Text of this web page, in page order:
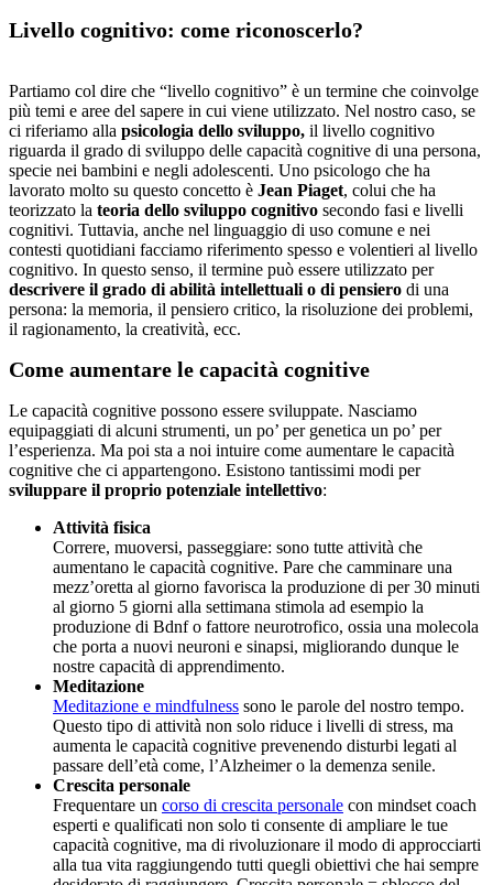
Livello cognitivo: come riconoscerlo?
Partiamo col dire che “livello cognitivo” è un termine che coinvolge
più temi e aree del sapere in cui viene utilizzato. Nel nostro caso, se
ci riferiamo alla psicologia dello sviluppo, il livello cognitivo
riguarda il grado di sviluppo delle capacità cognitive di una persona,
specie nei bambini e negli adolescenti. Uno psicologo che ha
lavorato molto su questo concetto è Jean Piaget, colui che ha
teorizzato la teoria dello sviluppo cognitivo secondo fasi e livelli
cognitivi. Tuttavia, anche nel linguaggio di uso comune e nei
contesti quotidiani facciamo riferimento spesso e volentieri al livello
cognitivo. In questo senso, il termine può essere utilizzato per
descrivere il grado di abilità intellettuali o di pensiero di una
persona: la memoria, il pensiero critico, la risoluzione dei problemi,
il ragionamento, la creatività, ecc.
Come aumentare le capacità cognitive
Le capacità cognitive possono essere sviluppate. Nasciamo
equipaggiati di alcuni strumenti, un po’ per genetica un po’ per
l’esperienza. Ma poi sta a noi intuire come aumentare le capacità
cognitive che ci appartengono. Esistono tantissimi modi per
sviluppare il proprio potenziale intellettivo:
Attività fisica
Correre, muoversi, passeggiare: sono tutte attività che
aumentano le capacità cognitive. Pare che camminare una
mezz’oretta al giorno favorisca la produzione di per 30 minuti
al giorno 5 giorni alla settimana stimola ad esempio la
produzione di Bdnf o fattore neurotrofico, ossia una molecola
che porta a nuovi neuroni e sinapsi, migliorando dunque le
nostre capacità di apprendimento.
Meditazione
Meditazione e mindfulness sono le parole del nostro tempo.
Questo tipo di attività non solo riduce i livelli di stress, ma
aumenta le capacità cognitive prevenendo disturbi legati al
passare dell’età come, l’Alzheimer o la demenza senile.
Crescita personale
Frequentare un corso di crescita personale con mindset coach
esperti e qualificati non solo ti consente di ampliare le tue
capacità cognitive, ma di rivoluzionare il modo di approcciarti
alla tua vita raggiungendo tutti quegli obiettivi che hai sempre